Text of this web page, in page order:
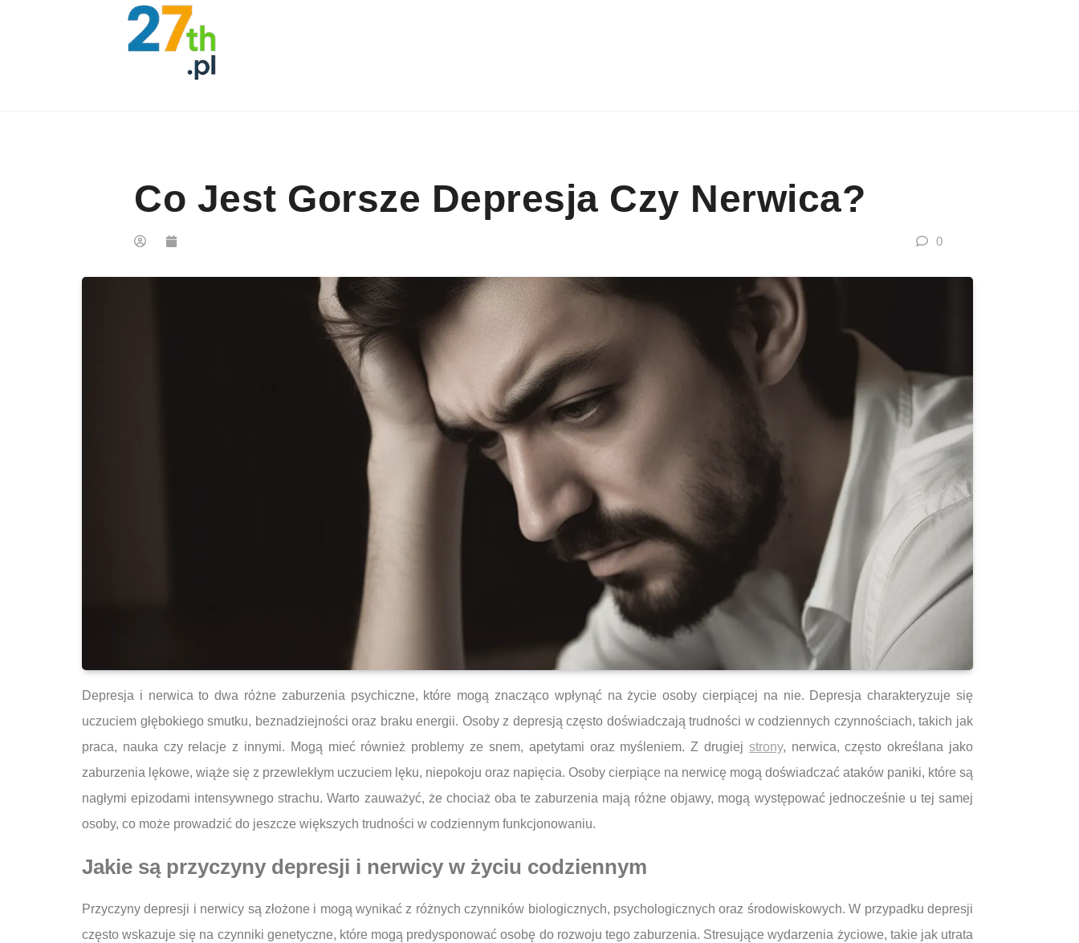
Co Jest Gorsze Depresja Czy Nerwica?
0
Depresja i nerwica to dwa różne zaburzenia psychiczne, które mogą znacząco wpłynąć na życie osoby cierpiącej na nie. Depresja charakteryzuje się
uczuciem głębokiego smutku, beznadziejności oraz braku energii. Osoby z depresją często doświadczają trudności w codziennych czynnościach, takich jak
praca, nauka czy relacje z innymi. Mogą mieć również problemy ze snem, apetytami oraz myśleniem. Z drugiej strony, nerwica, często określana jako
zaburzenia lękowe, wiąże się z przewlekłym uczuciem lęku, niepokoju oraz napięcia. Osoby cierpiące na nerwicę mogą doświadczać ataków paniki, które są
nagłymi epizodami intensywnego strachu. Warto zauważyć, że chociaż oba te zaburzenia mają różne objawy, mogą występować jednocześnie u tej samej
osoby, co może prowadzić do jeszcze większych trudności w codziennym funkcjonowaniu.
Jakie są przyczyny depresji i nerwicy w życiu codziennym
Przyczyny depresji i nerwicy są złożone i mogą wynikać z różnych czynników biologicznych, psychologicznych oraz środowiskowych. W przypadku depresji
często wskazuje się na czynniki genetyczne, które mogą predysponować osobę do rozwoju tego zaburzenia. Stresujące wydarzenia życiowe, takie jak utrata